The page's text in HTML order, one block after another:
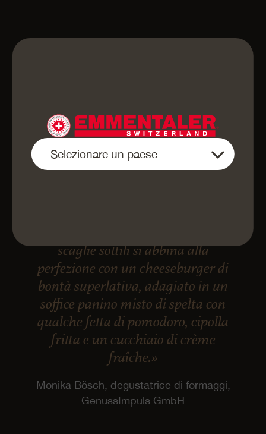
scaglie sottili si abbina alla
perfezione con un cheeseburger di
bontà superlativa, adagiato in un
soffice panino misto di spelta con
qualche fetta di pomodoro, cipolla
fritta e un cucchiaio di crème
fraîche.»
Monika Bösch, degustatrice di formaggi,
GenussImpuls GmbH